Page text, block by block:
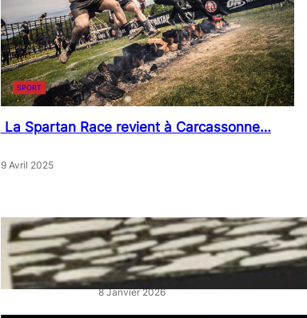
SPORT
La Spartan Race revient à Carcassonne…
9 Avril 2025
« Artistes en Vitrine »: L’éclat
qui réveille les cœurs de ville
8 Janvier 2026